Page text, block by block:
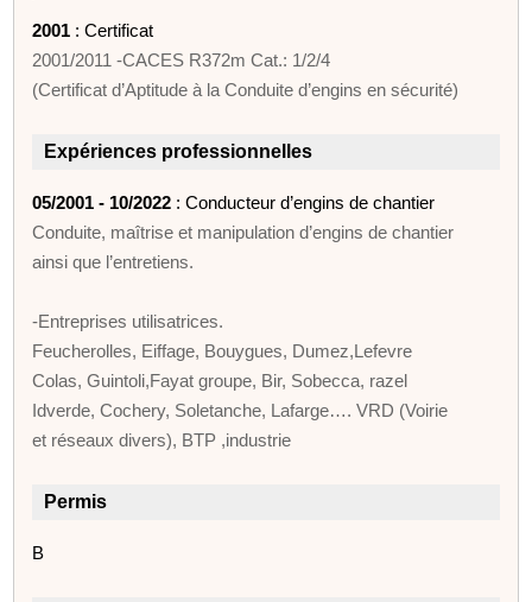
2001 : Certificat
2001/2011 -CACES R372m Cat.: 1/2/4
(Certificat d’Aptitude à la Conduite d’engins en sécurité)
Expériences professionnelles
05/2001 - 10/2022 : Conducteur d’engins de chantier
Conduite, maîtrise et manipulation d’engins de chantier
ainsi que l’entretiens.
-Entreprises utilisatrices.
Feucherolles, Eiffage, Bouygues, Dumez,Lefevre
Colas, Guintoli,Fayat groupe, Bir, Sobecca, razel
Idverde, Cochery, Soletanche, Lafarge…. VRD (Voirie
et réseaux divers), BTP ,industrie
Permis
B